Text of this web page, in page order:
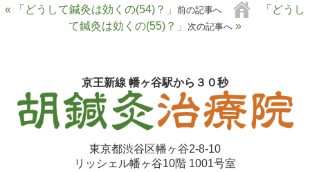
« 「どうして鍼灸は効くの(54)？」 前の記事へ
「どうし
て鍼灸は効くの(55)？」
次の記事へ »
京王新線 幡ヶ谷駅から３０秒
東京都渋谷区幡ヶ谷2-8-10
リッシェル幡ヶ谷10階 1001号室